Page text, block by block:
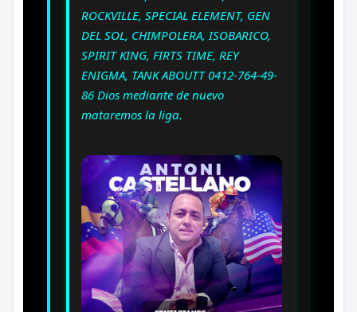
ROCKVILLE, SPECIAL ELEMENT, GEN
DEL SOL, CHIMPOLERA, ISOBARICO,
SPIRIT KING, FIRTS TIME, REY
ENIGMA, TANK ABOUTT 0412-764-49-
86 Dios mediante de nuevo
mataremos la liga.